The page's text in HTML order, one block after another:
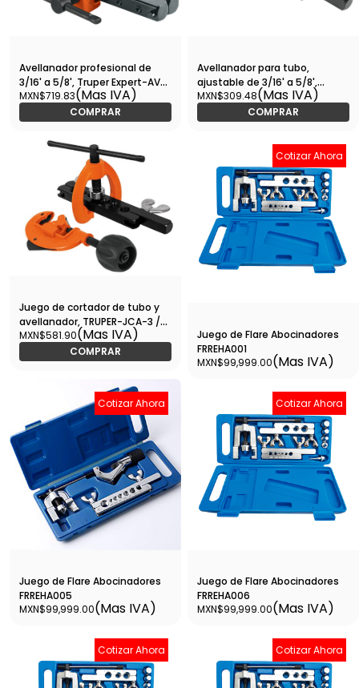
Avellanador profesional de
3/16' a 5/8', Truper Expert-AVE-
X / 12865
MXN$719.83(Mas IVA)
COMPRAR
Avellanador para tubo,
ajustable de 3/16' a 5/8',
TRUPER-JAV-7 / 12868
MXN$309.48(Mas IVA)
COMPRAR
Juego de cortador de tubo y
avellanador, TRUPER-JCA-3 /
12871
MXN$581.90(Mas IVA)
COMPRAR
Cotizar Ahora
Juego de Flare Abocinadores
FRREHA001
MXN$99,999.00(Mas IVA)
Cotizar Ahora
Juego de Flare Abocinadores
FRREHA005
MXN$99,999.00(Mas IVA)
Cotizar Ahora
Juego de Flare Abocinadores
FRREHA006
MXN$99,999.00(Mas IVA)
Cotizar Ahora Cotizar Ahora